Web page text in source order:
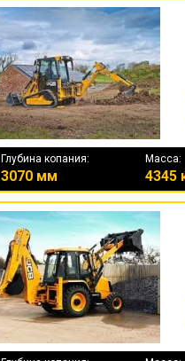
Глубина копания:
3070 мм
Масса:
4345